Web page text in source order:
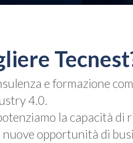
e formazione
4.0.
la capacità di
opportunità di